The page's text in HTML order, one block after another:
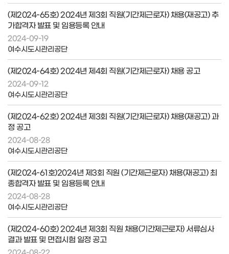
(제2024-65호) 2024년 제3회 직원(기간제근로자) 채용(재공고) 추
가합격자 발표 및 임용등록 안내
2024-09-19
여수시도시관리공단
(제2024-64호) 2024년 제4회 직원(기간제근로자) 채용 공고
2024-09-12
여수시도시관리공단
(제2024-62호) 2024년 제3회 직원(기간제근로자) 채용(재공고) 과
정 공고
2024-08-28
여수시도시관리공단
(제2024-61호)2024년 제3회 직원 (기간제근로자) 채용(재공고) 최
종합격자 발표 및 임용등록 안내
2024-08-28
여수시도시관리공단
(제2024-60호) 2024년 제3회 직원 채용(기간제근로자) 서류심사
결과 발표 및 면접시험 일정 공고
2024-08-22